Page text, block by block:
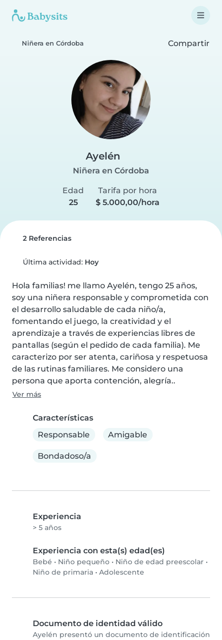
Niñera en Córdoba Compartir
Ayelén
Niñera en Córdoba
Edad
25
Tarifa por hora
$ 5.000,00/hora
2 Referencias
Última actividad: Hoy
Hola familias! me llamo Ayelén, tengo 25 años,
soy una niñera responsable y comprometida con
el desarrollo saludable de cada niño/a,
fomentando el juego, la creatividad y el
aprendizaje a través de experiencias libres de
pantallas (según el pedido de cada familia). Me
caracterizo por ser atenta, cariñosa y respetuosa
de las rutinas familiares. Me considero una
persona que aporta contención, alegría..
Ver más
Características
Responsable
Amigable
Bondadoso/a
Experiencia
> 5 años
Experiencia con esta(s) edad(es)
Bebé • Niño pequeño • Niño de edad preescolar •
Niño de primaria • Adolescente
Documento de identidad válido
Ayelén presentó un documento de identificación